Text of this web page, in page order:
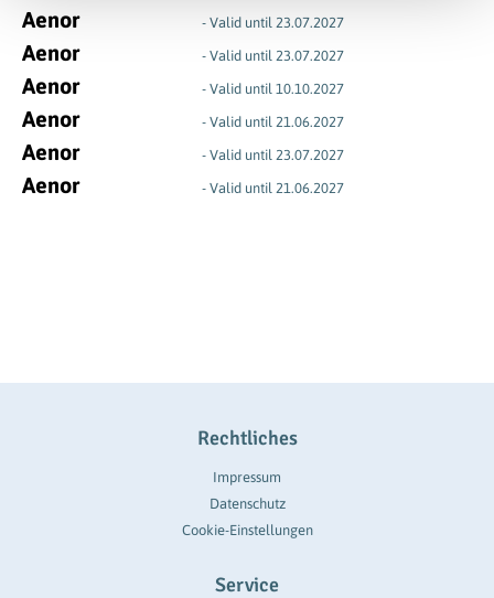
Aenor - Valid until 23.07.2027
Aenor - Valid until 23.07.2027
Aenor - Valid until 10.10.2027
Aenor - Valid until 21.06.2027
Aenor - Valid until 23.07.2027
Aenor - Valid until 21.06.2027
Rechtliches
Impressum
Datenschutz
Cookie-Einstellungen
Service